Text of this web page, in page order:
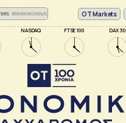
NASDAQ FTSE 100 DAX 30
ΟΤ Markets